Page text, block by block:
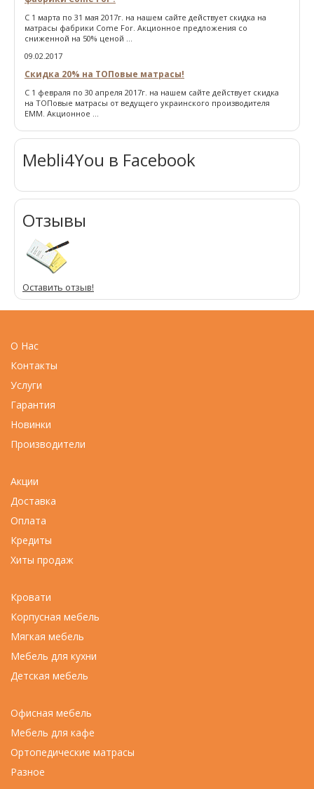
С 1 марта по 31 мая 2017г. на нашем сайте действует скидка на
матрасы фабрики Come For. Акционное предложения со
сниженной на 50% ценой ...
09.02.2017
Скидка 20% на ТОПовые матрасы!
С 1 февраля по 30 апреля 2017г. на нашем сайте действует скидка
на ТОПовые матрасы от ведущего украинского производителя
ЕММ. Акционное ...
Mebli4You в Facebook
Отзывы
Оставить отзыв!
О Нас
Контакты
Услуги
Гарантия
Новинки
Производители
Акции
Доставка
Оплата
Кредиты
Хиты продаж
Кровати
Корпусная мебель
Мягкая мебель
Мебель для кухни
Детская мебель
Офисная мебель
Мебель для кафе
Ортопедические матрасы
Разное